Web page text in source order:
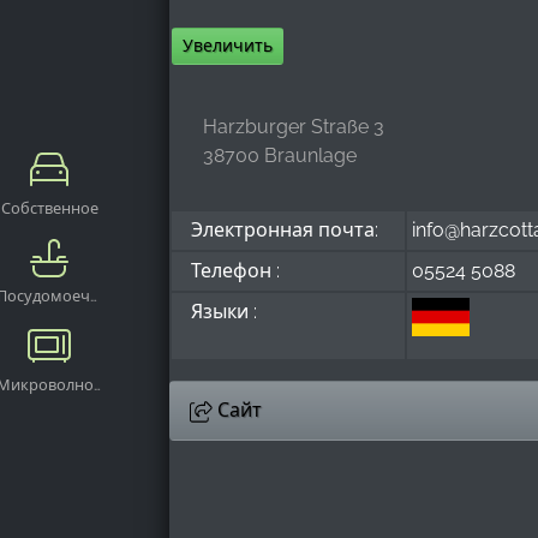
Собственное
место
Увеличить
Harzburger Straße 3
38700 Braunlage
Электронная почта:
Телефон :
05524 5088
Языки :
Сайт